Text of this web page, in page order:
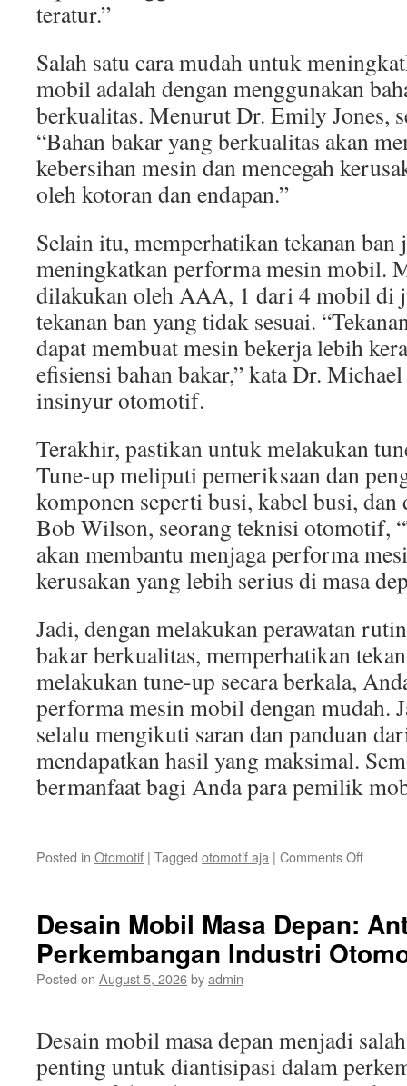
teratur.”
Salah satu cara mudah untuk
mobil adalah dengan menggunakan
berkualitas. Menurut Dr. Emily Jones,
“Bahan bakar yang berkualitas akan
kebersihan mesin dan mencegah
oleh kotoran dan endapan.”
Selain itu, memperhatikan tekanan ban
meningkatkan performa mesin mobil.
dilakukan oleh AAA, 1 dari 4 mobil di
tekanan ban yang tidak sesuai.
dapat membuat mesin bekerja lebih
efisiensi bahan bakar,” kata Dr.
insinyur otomotif.
Terakhir, pastikan untuk melakukan
Tune-up meliputi pemeriksaan dan
komponen seperti busi, kabel busi,
Bob Wilson, seorang teknisi otomotif,
akan membantu menjaga performa
kerusakan yang lebih serius di masa
Jadi, dengan melakukan perawatan
bakar berkualitas, memperhatikan
melakukan tune-up secara berkala,
performa mesin mobil dengan mudah.
selalu mengikuti saran dan panduan
mendapatkan hasil yang maksimal.
bermanfaat bagi Anda para pemilik
Posted in Otomotif | Tagged otomotif aja | Comments Offon
Mesin
Mobil
dengan
Desain Mobil Masa Depan:
Perkembangan Industri
Posted on August 5, 2026byadmin
Desain mobil masa depan menjadi
penting untuk diantisipasi dalam